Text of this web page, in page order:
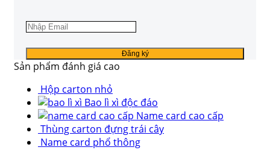
Sản phẩm đánh giá cao
Hộp carton nhỏ
Bao lì xì độc đáo
Name card cao cấp
Thùng carton đựng trái cây
Name card phổ thông